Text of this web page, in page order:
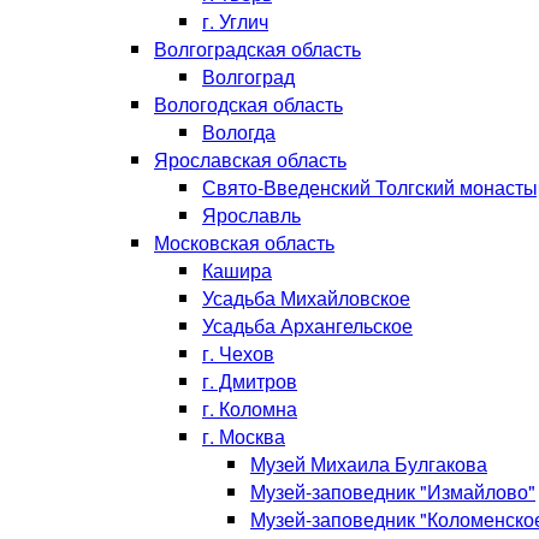
г. Углич
Волгоградская область
Волгоград
Вологодская область
Вологда
Ярославская область
Свято-Введенский Толгский
Ярославль
Московская область
Кашира
Усадьба Михайловское
Усадьба Архангельское
г. Чехов
г. Дмитров
г. Коломна
г. Москва
Музей Михаила Булгакова
Музей-заповедник "Измайлово"
Музей-заповедник